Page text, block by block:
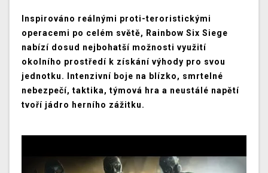
Inspirováno reálnými proti-teroristickými
operacemi po celém světě, Rainbow Six Siege
nabízí dosud nejbohatší možnosti využití
okolního prostředí k získání výhody pro svou
jednotku. Intenzivní boje na blízko, smrtelné
nebezpečí, taktika, týmová hra a neustálé napětí
tvoří jádro herního zážitku.